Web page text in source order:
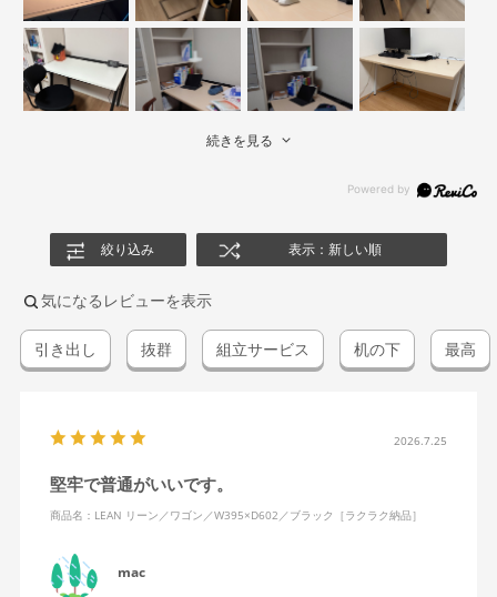
続きを見る
絞り込み 表示：新しい順
気になるレビューを表示
引き出し 抜群 組立サービス 机の下 最高
2026.7.25
堅牢で普通がいいです。
商品名：LEAN リーン／ワゴン／W395×D602／ブラック［ラクラク納品］
mac